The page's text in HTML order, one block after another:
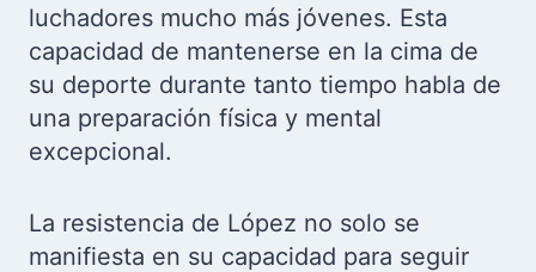
luchadores mucho más jóvenes. Esta
capacidad de mantenerse en la cima de
su deporte durante tanto tiempo habla de
una preparación física y mental
excepcional.
La resistencia de López no solo se
manifiesta en su capacidad para seguir